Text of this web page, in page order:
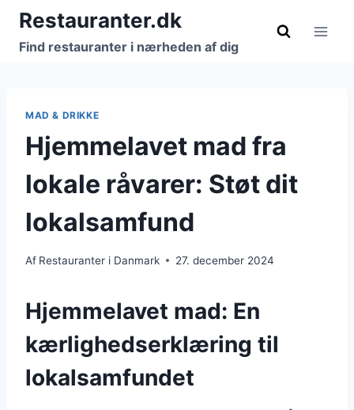
Fortsæt
indhold
Restauranter.dk
Find restauranter i nærheden af dig
MAD & DRIKKE
Hjemmelavet mad fra
lokale råvarer: Støt dit
lokalsamfund
Af Restauranter i Danmark 27. december 2024
Hjemmelavet mad: En
kærlighedserklæring til
lokalsamfundet